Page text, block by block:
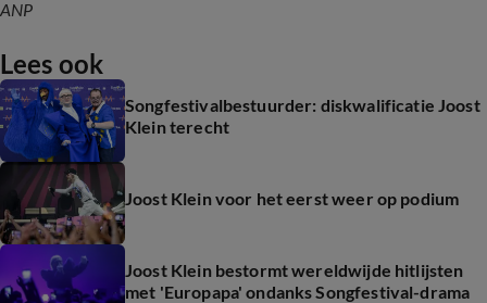
ANP
Lees ook
Songfestivalbestuurder: diskwalificatie Joost
Klein terecht
Joost Klein voor het eerst weer op podium
Joost Klein bestormt wereldwijde hitlijsten
met 'Europapa' ondanks Songfestival-drama